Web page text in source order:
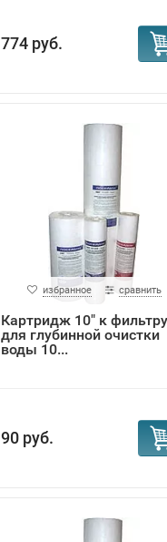
774 руб.
избранное сравнить
Картридж 10" к фильтру
для глубинной очистки
воды 10...
90 руб.